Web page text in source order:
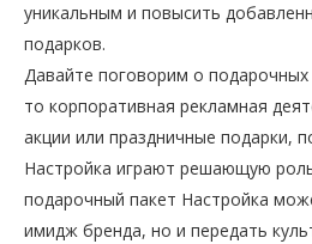
уникальным и повысить
подарков.
Давайте поговорим о подарочных
то корпоративная рекламная
акции или праздничные подарки,
Настройка играют решающую
подарочный пакет Настройка
имидж бренда, но и передать